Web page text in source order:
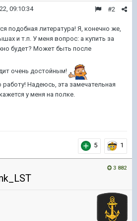
#2
09:10:34
подобная литература! Я, конечно же,
и т.п. У меня вопрос: а купить за
будет? Может быть после
очень достойным!
Надеюсь, эта замечательная
у меня на полке.
5 1
3 882